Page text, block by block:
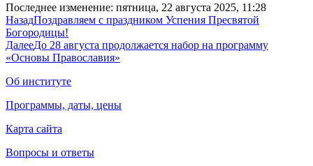
Последнее изменение: пятница, 22 августа 2025, 11:28
НазадПоздравляем с праздником Успения Пресвятой
Богородицы!
ДалееДо 28 августа продолжается набор на программу
«Основы Православия»
Об институте
Программы, даты, цены
Карта сайта
Вопросы и ответы